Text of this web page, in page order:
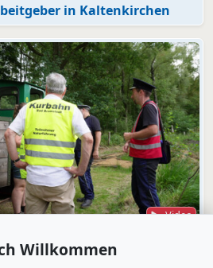
in Kaltenkirchen
Video
Bad Bramstedt
Moorbahn aus dem
Willkommen